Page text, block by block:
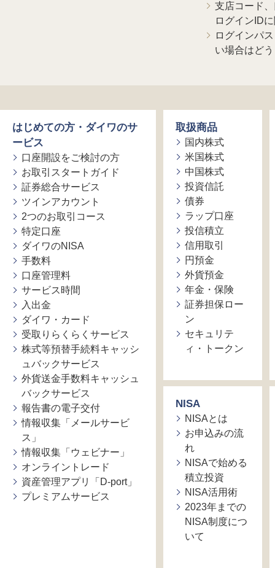
支店コード
ログインID
ログインパ
い場合はど
はじめての方・ダイワのサ
ービス
口座開設をご検討の方
お取引スタートガイド
証券総合サービス
ツインアカウント
2つのお取引コース
特定口座
ダイワのNISA
手数料
口座管理料
サービス時間
入出金
ダイワ・カード
受取りらくらくサービス
株式等預替手続料キャッシ
ュバックサービス
外貨送金手数料キャッシュ
バックサービス
報告書の電子交付
情報収集「メールサービ
ス」
情報収集「ウェビナー」
オンライントレード
資産管理アプリ「D-port」
プレミアムサービス
取扱商品
国内株式
米国株式
中国株式
投資信託
債券
ラップ口座
投信積立
信用取引
円預金
外貨預金
年金・保険
証券担保ロー
ン
セキュリテ
ィ・トークン
NISA
NISAとは
お申込みの流
れ
NISAで始める
積立投資
NISA活用術
2023年までの
NISA制度につ
いて